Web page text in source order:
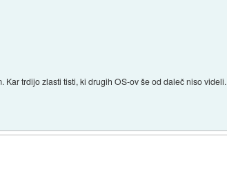
trdijo zlasti tisti, ki drugih OS-ov še od daleč niso videli.